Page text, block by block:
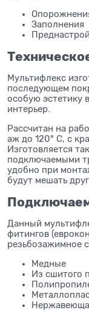
Заполнения
Мультифлекс
последующем
особую эстетику
интерьер.
Рассчитан на
аж до 120° С, с
Изготовляется
подключаемыми
удобно при
будут мешать друг
Данный
фитингов
резьбозажимное
Медные
Из сшитого